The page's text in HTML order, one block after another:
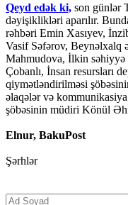
Qeyd edək ki, son günlər
dəyişiklikləri aparılır.
rəhbəri Emin Xasıyev,
Vasif Səfərov, Beynəlxalq
Mahmudova, İlkin səhiyyə
Çobanlı, İnsan resursları
qiymətləndirilməsi
əlaqələr və
şöbəsinin müdiri Könül
Elnur, BakuPost
Şərhlər